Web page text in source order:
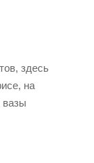
здесь
на
вазы